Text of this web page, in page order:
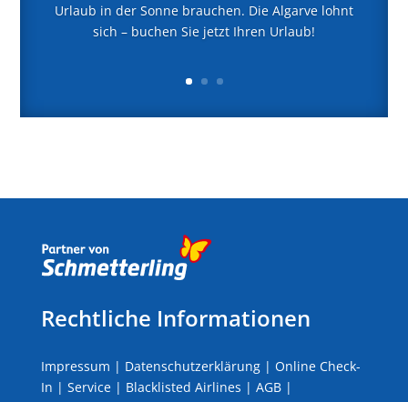
Urlaub in der Sonne brauchen. Die Algarve lohnt
sich – buchen Sie jetzt Ihren Urlaub!
Rechtliche Informationen
Impressum | Datenschutzerklärung| Online Check-
In | Service| Blacklisted Airlines | AGB|